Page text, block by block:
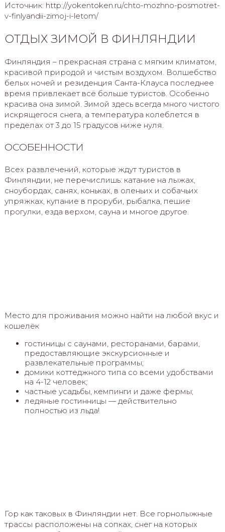
Источник: http://yokentoken.ru/chto-mozhno-posmotret-
v-finlyandii-zimoj-i-letom/
ОТДЫХ ЗИМОЙ В ФИНЛЯНДИИ
Финляндия – прекрасная страна с мягким климатом,
красивой природой и чистым воздухом. Волшебство
белых ночей и резиденция Санта-Клауса последнее
время привлекает всё больше туристов. Особенно
красива она зимой. Зимой здесь всегда много чистого
искрящегося снега, а температура колеблется в
пределах от 3 до 15 градусов ниже нуля.
ОСОБЕННОСТИ
Всех развлечений, которые ждут туристов в
Финляндии, не перечислишь: катание на лыжах,
сноубордах, санях, коньках, в оленьих и собачьих
упряжках, купание в проруби, рыбалка, пешие
прогулки, езда верхом, сауна и многое другое.
Место для проживания можно найти на любой вкус и
кошелёк
гостиницы с саунами, ресторанами, барами,
предоставляющие экскурсионные и
развлекательные программы;
домики коттеджного типа со всеми удобствами
на 4-12 человек;
частные усадьбы, кемпинги и даже фермы;
ледяные гостинницы — действительно
полностью из льда!
Гор как таковых в Финляндии нет. Все горнолыжные
трассы расположены на сопках, снег на которых